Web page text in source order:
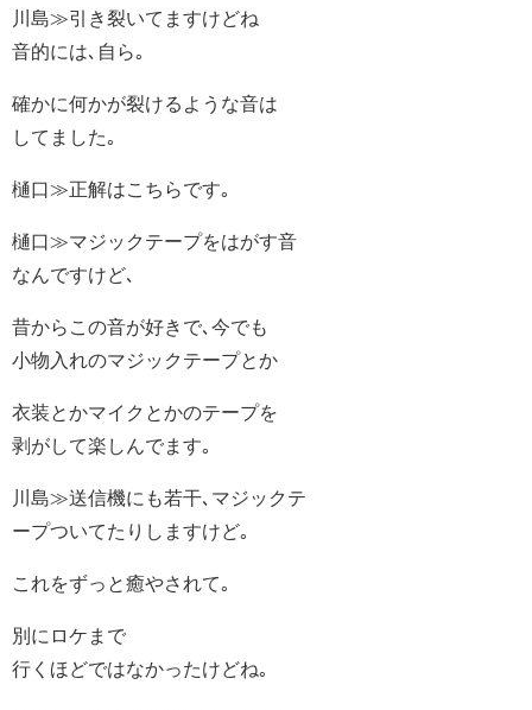
川島≫引き裂いてますけどね
音的には､自ら｡
確かに何かが裂けるような音は
してました｡
樋口≫正解はこちらです｡
樋口≫マジックテープをはがす音
なんですけど､
昔からこの音が好きで､今でも
小物入れのマジックテープとか
衣装とかマイクとかのテープを
剥がして楽しんでます｡
川島≫送信機にも若干､マジックテ
ープついてたりしますけど｡
これをずっと癒やされて｡
別にロケまで
行くほどではなかったけどね｡